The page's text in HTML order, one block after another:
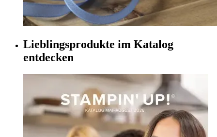
Lieblingsprodukte im Katalog
entdecken